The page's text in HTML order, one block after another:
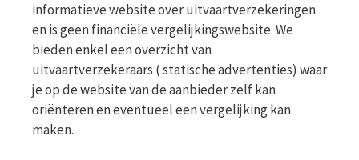
informatieve website over uitvaartverzekeringen
en is geen financiële vergelijkingswebsite. We
bieden enkel een overzicht van
uitvaartverzekeraars ( statische advertenties) waar
je op de website van de aanbieder zelf kan
oriënteren en eventueel een vergelijking kan
maken.